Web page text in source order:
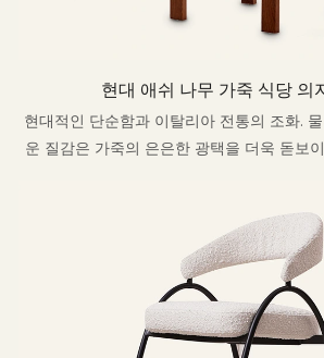
현대 애쉬 나무 가죽 식당 의
현대적인 단순함과 이탈리아 전통의 조화.
운 질감은 가죽의 은은한 광택을 더욱 돋보